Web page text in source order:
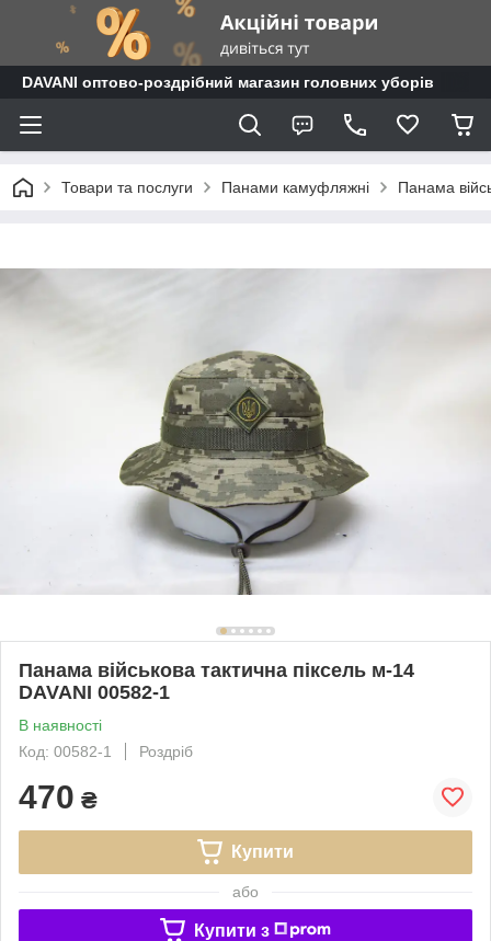
DAVANI оптово-роздрібний магазин головних уборів
Товари та послуги Панами камуфляжні Панама
Панама військова тактична піксель м-14
DAVANI 00582-1
В наявності
Код: 00582-1
Роздріб
470 ₴
Купити
або
Купити з